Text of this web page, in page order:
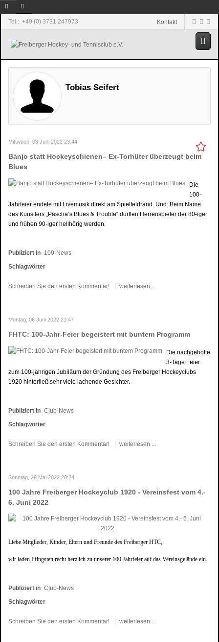
Tel.: +49 (0) 3731 247973 Kontakt
Tobias Seifert
Mittwoch, 08 Juni 2022 23:44
Banjo statt Hockeyschienen– Ex-Torhüter überzeugt beim
Blues
Die
100-
Jahrfeier endete mit Livemusik direkt am Spielfeldrand. Und: Beim Name
des Künstlers „Pascha’s Blues & Trouble“ dürften Herrenspieler der 80-iger
und frühen 90-iger hellhörig werden.
Publiziert in 100-News
Schlagwörter
Schreiben Sie den ersten Kommentar! weiterlesen ...
Montag, 06 Juni 2022 21:47
FHTC: 100-Jahr-Feier begeistert mit buntem Programm
Die nachgeholte
3-Tage Feier
zum 100-jährigen Jubiläum der Gründung des Freiberger Hockeyclubs
1920 hinterließ sehr viele lachende Gesichter.
Publiziert in Club-News
Schlagwörter
Schreiben Sie den ersten Kommentar! weiterlesen ...
Sonntag, 29 Mai 2022 20:24
100 Jahre Freiberger Hockeyclub 1920 - Vereinsfest vom 4.-
6. Juni 2022
Liebe Mitglieder, Kinder, Eltern und Freunde des Freiberger HTC,
wir laden Pfingsten recht herzlich zu unserer 100 Jahrfeier auf das Vereinsgelände ein.
Publiziert in Club-News
Schlagwörter
Schreiben Sie den ersten Kommentar! weiterlesen ...